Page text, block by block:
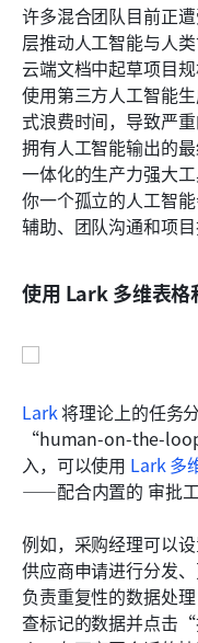
许多混合团队目前正
层推动人工智能与人
云端文档中起草项目
使用第三方人工智能
式浪费时间，导致严
拥有人工智能输出的最
一体化的生产力强大
你一个孤立的人工智
辅助、团队沟通和项
使用 Lark 多维表格
Lark 将理论上的任务
“human-on-the-
入，可以使用 Lark 多
——配合内置的 审批工
例如，采购经理可以
供应商申请进行分发
负责重复性的数据处
查标记的数据并点击